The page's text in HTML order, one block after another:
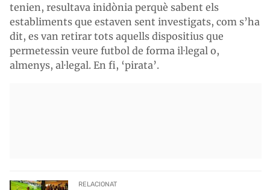
tenien, resultava inidònia perquè sabent els
establiments que estaven sent investigats, com s’ha
dit, es van retirar tots aquells dispositius que
permetessin veure futbol de forma il·legal o,
almenys, al·legal. En fi, ‘pirata’.
RELACIONAT